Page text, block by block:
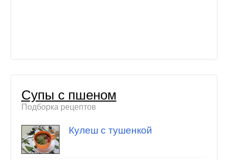
Супы с пшеном
Подборка рецептов
Кулеш с тушенкой